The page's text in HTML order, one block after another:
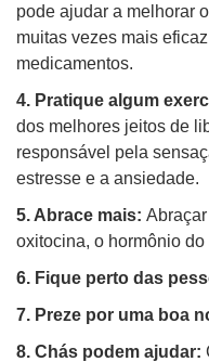
pode ajudar a melhorar
muitas vezes mais
medicamentos.
4. Pratique algum
dos melhores jeitos de
responsável pela
estresse e a ansiedade.
5. Abrace mais:
oxitocina, o hormônio
6. Fique perto das
7. Preze por uma boa
8. Chás podem ajudar: